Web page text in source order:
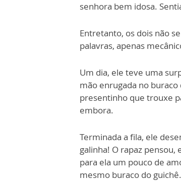
senhora bem idosa.
Entretanto, os dois não
palavras, apenas
Um dia, ele teve uma
mão enrugada no
presentinho que trouxe
embora.
Terminada a fila, ele
galinha! O rapaz
para ela um pouco de
mesmo buraco do guichê.